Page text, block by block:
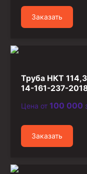
Рукава буровые
Стропы
Стропы цепные
Канаты стальные
Элементы линии
Заказать
Труба НКТ
14-161-237-
Цена от 100 000
Заказать